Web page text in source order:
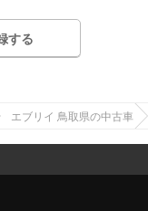
する
エブリイ 鳥取県の中古車